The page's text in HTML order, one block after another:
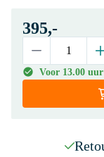
395,-
Voor 13.00